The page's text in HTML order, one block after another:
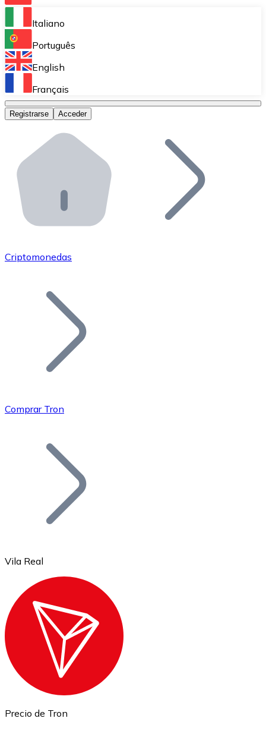
Bitnovo Ramp
Integra nuestra solución en tu plataforma.
Bitnovo Giftcards
Bitnovo OTC
Bitnovo ATM
Integra un ATM Bitnovo en tu negocio y permite que
Bitnovo API
Integra nuestra API en tu ecosistema.
Únete a nuestra red de distribuidores.
Añade tu proyecto a nuestro ecosistema.
Bitcoin
Ethereum
ETH
Italiano
Português
English
Français
Registrarse Acceder
Criptomonedas
Comprar Tron
Vila Real
Precio de Tron